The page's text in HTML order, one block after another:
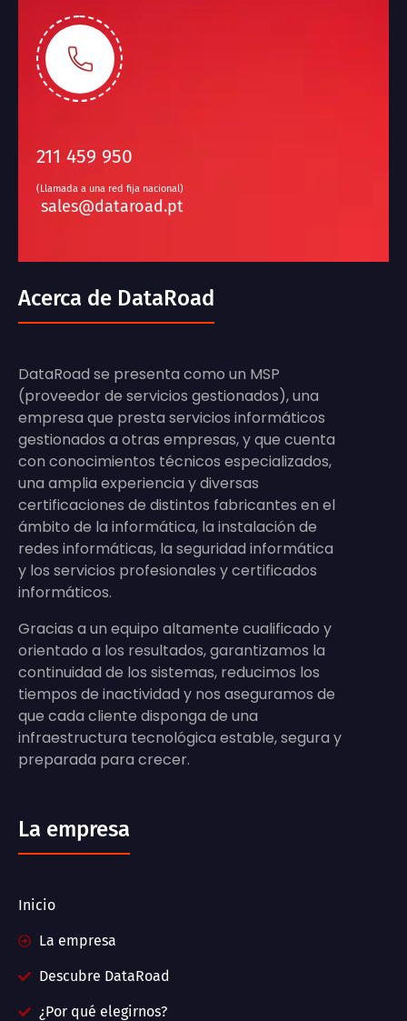
211 459 950
(Llamada a una red fija nacional)
sales@dataroad.pt
Acerca de DataRoad
DataRoad se presenta como un MSP
(proveedor de servicios gestionados), una
empresa que presta servicios informáticos
gestionados a otras empresas, y que cuenta
con conocimientos técnicos especializados,
una amplia experiencia y diversas
certificaciones de distintos fabricantes en el
ámbito de la informática, la instalación de
redes informáticas, la seguridad informática
y los servicios profesionales y certificados
informáticos.
Gracias a un equipo altamente cualificado y
orientado a los resultados, garantizamos la
continuidad de los sistemas, reducimos los
tiempos de inactividad y nos aseguramos de
que cada cliente disponga de una
infraestructura tecnológica estable, segura y
preparada para crecer.
La empresa
Inicio
La empresa
Descubre DataRoad
¿Por qué elegirnos?